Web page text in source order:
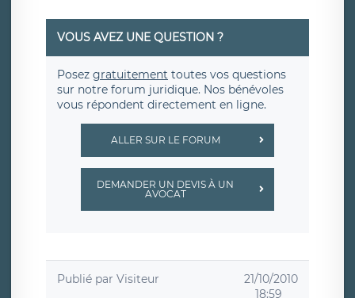
VOUS AVEZ UNE QUESTION ?
Posez gratuitement toutes vos questions
sur notre forum juridique. Nos bénévoles
vous répondent directement en ligne.
ALLER SUR LE FORUM
DEMANDER UN DEVIS À UN
AVOCAT
Publié par Visiteur
21/10/2010
18:59